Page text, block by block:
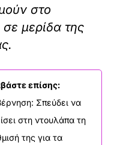
στο
μερίδα της
επίσης:
Σπεύδει να
στη ντουλάπα τη
της για τα